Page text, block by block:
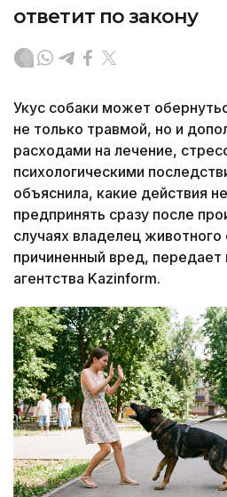
ответит по закону
Укус собаки может
не только травмой, но и
расходами на лечение,
психологическими
объяснила, какие действия
предпринять сразу после
случаях владелец животного
причиненный вред, передает
агентства Kazinform.